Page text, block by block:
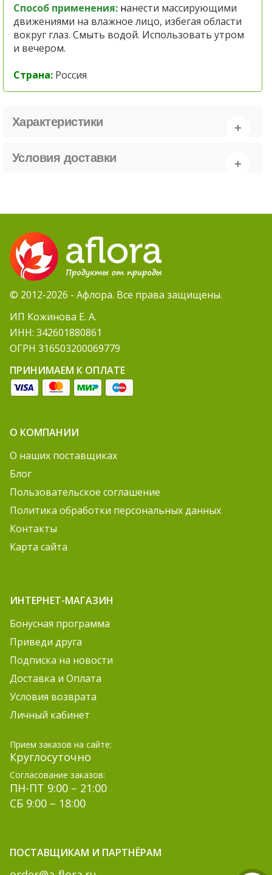
Способ применения: нанести массирующими
движениями на влажное лицо, избегая области
вокруг глаз. Смыть водой. Использовать утром
и вечером.
Страна: Россия
Характеристики
Условия доставки
© 2012-2026 - Афлора. Все права защищены.
ИП Кожинова Е. А.
ИНН: 342601880861
ОГРН 316503200069779
ПРИНИМАЕМ К ОПЛАТЕ
О КОМПАНИИ
О наших поставщиках
Блог
Пользовательское соглашение
Политика обработки персональных данных
Контакты
Карта сайта
ИНТЕРНЕТ-МАГАЗИН
Бонусная программа
Приведи друга
Подписка на новости
Доставка и Оплата
Условия возврата
Личный кабинет
Прием заказов на сайте:
Круглосуточно
Согласование заказов:
ПН-ПТ 9:00 – 21:00
СБ 9:00 – 18:00
ПОСТАВЩИКАМ И ПАРТНЁРАМ